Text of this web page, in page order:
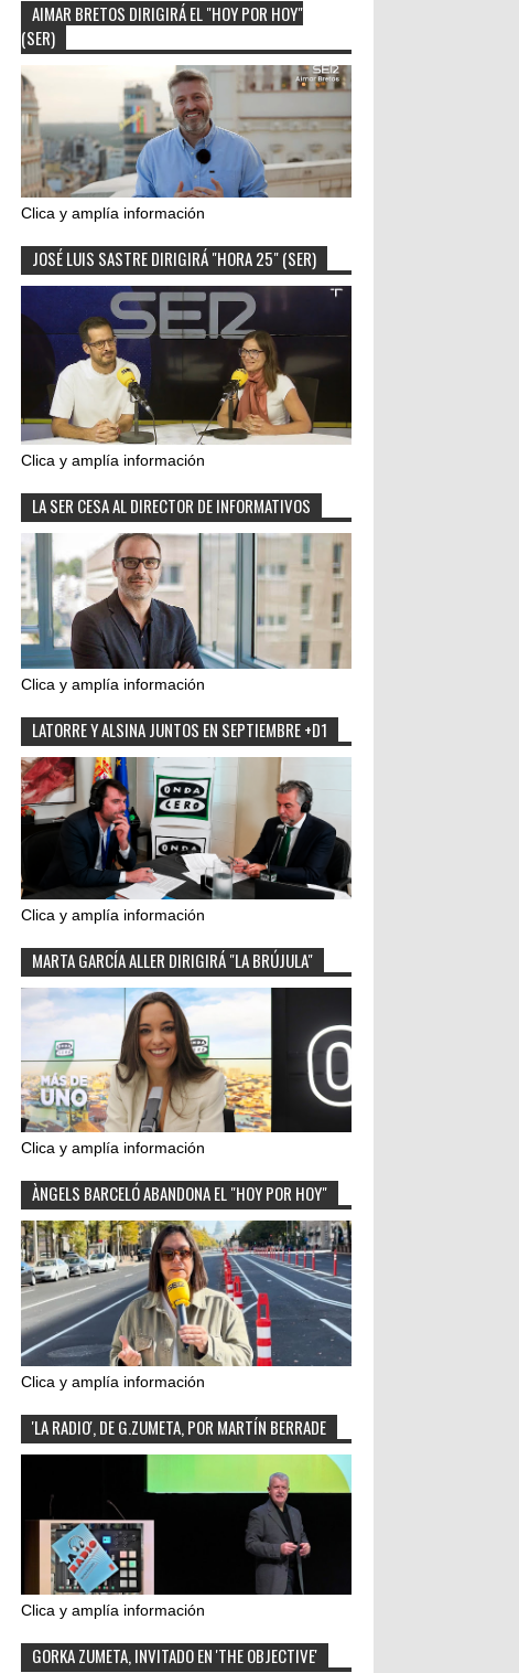
AIMAR BRETOS DIRIGIRÁ EL "HOY POR HOY"
(SER)
Clica y amplía información
JOSÉ LUIS SASTRE DIRIGIRÁ "HORA 25" (SER)
Clica y amplía información
LA SER CESA AL DIRECTOR DE INFORMATIVOS
Clica y amplía información
LATORRE Y ALSINA JUNTOS EN SEPTIEMBRE +D1
Clica y amplía información
MARTA GARCÍA ALLER DIRIGIRÁ "LA BRÚJULA"
Clica y amplía información
ÀNGELS BARCELÓ ABANDONA EL "HOY POR HOY"
Clica y amplía información
'LA RADIO', DE G.ZUMETA, POR MARTÍN BERRADE
Clica y amplía información
GORKA ZUMETA, INVITADO EN 'THE OBJECTIVE'